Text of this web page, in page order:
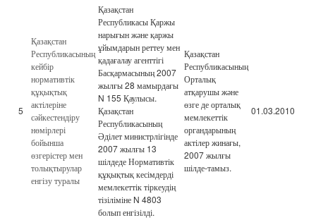
5
Қазақстан
Республикасының
кейбір
нормативтік
құқықтық
актілеріне
сәйкестендіру
нөмірлері
бойынша
өзгерістер мен
толықтырулар
енгізу туралы
Қазақстан
Республикасы Қаржы
нарығын және қаржы
ұйымдарын реттеу мен
қадағалау агенттігі
Басқармасының 2007
жылғы 28 мамырдағы
N 155 Қаулысы.
Қазақстан
Республикасының
Әділет министрлігінде
2007 жылғы 13
шілдеде Нормативтік
құқықтық кесімдерді
мемлекеттік тіркеудің
тізіліміне N 4803
болып енгізілді.
Қазақстан
Республикасының
Орталық
атқарушы және
өзге де орталық
мемлекеттік
органдарының
актілер жинағы,
2007 жылғы
шілде-тамыз.
01.03.2010